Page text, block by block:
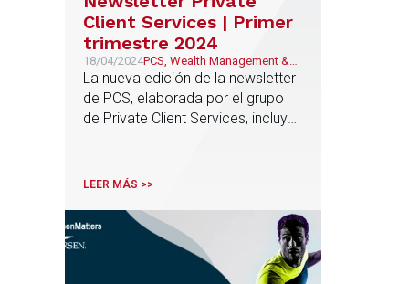
Client Services | Primer
trimestre 2024
18/04/2024PCS, Wealth Management &
Family Business, Fiscal
La nueva edición de la newsletter
de PCS, elaborada por el grupo
de Private Client Services, incluye
de 2024
LEER MÁS >>